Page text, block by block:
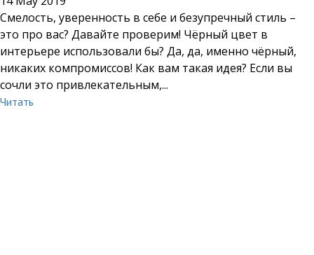
Смелость, уверенность в себе и безупречный стиль –
это про вас? Давайте проверим! Чёрный цвет в
интерьере использовали бы? Да, да, именно чёрный,
никаких компромиссов! Как вам такая идея? Если вы
сочли это привлекательным,...
Читать